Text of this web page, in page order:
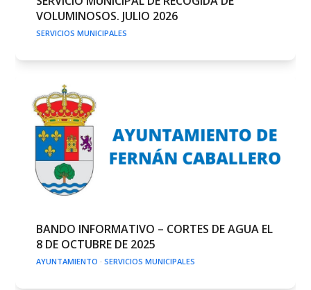
VOLUMINOSOS. JULIO 2026
SERVICIOS MUNICIPALES
BANDO INFORMATIVO – CORTES DE AGUA EL
8 DE OCTUBRE DE 2025
AYUNTAMIENTO ·SERVICIOS MUNICIPALES